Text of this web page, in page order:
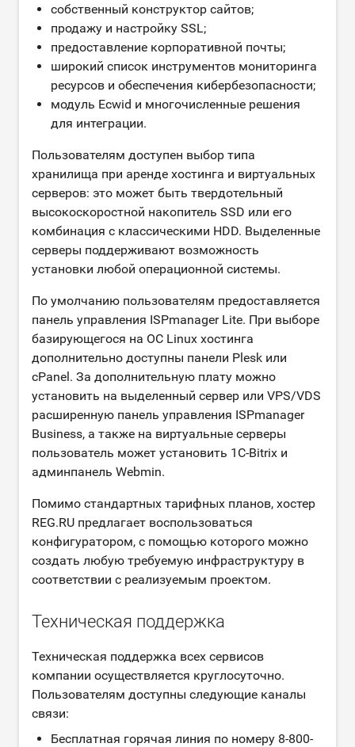
собственный конструктор сайтов;
продажу и настройку SSL;
предоставление корпоративной почты;
широкий список инструментов мониторинга
ресурсов и обеспечения кибербезопасности;
модуль Ecwid и многочисленные решения
для интеграции.
Пользователям доступен выбор типа
хранилища при аренде хостинга и виртуальных
серверов: это может быть твердотельный
высокоскоростной накопитель SSD или его
комбинация с классическими HDD. Выделенные
серверы поддерживают возможность
установки любой операционной системы.
По умолчанию пользователям предоставляется
панель управления ISPmanager Lite. При выборе
базирующегося на ОС Linux хостинга
дополнительно доступны панели Plesk или
cPanel. За дополнительную плату можно
установить на выделенный сервер или VPS/VDS
расширенную панель управления ISPmanager
Business, а также на виртуальные серверы
пользователь может установить 1C-Bitrix и
админпанель Webmin.
Помимо стандартных тарифных планов, хостер
REG.RU предлагает воспользоваться
конфигуратором, с помощью которого можно
создать любую требуемую инфраструктуру в
соответствии с реализуемым проектом.
Техническая поддержка
Техническая поддержка всех сервисов
компании осуществляется круглосуточно.
Пользователям доступны следующие каналы
связи:
Бесплатная горячая линия по номеру 8-800-